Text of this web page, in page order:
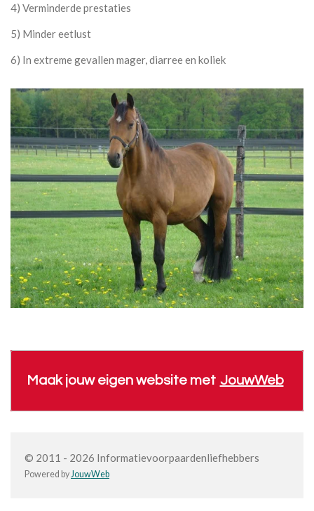
4) Verminderde prestaties
5) Minder eetlust
6) In extreme gevallen mager, diarree en koliek
Maak jouw eigen website met JouwWeb
© 2011 - 2026 Informatievoorpaardenliefhebbers
Powered byJouwWeb